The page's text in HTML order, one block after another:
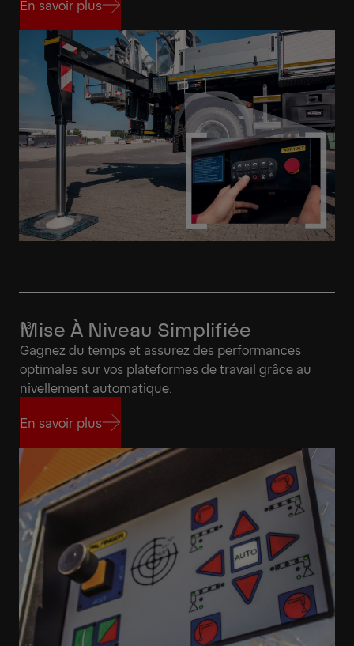
En savoir plus
En savoir plus
Mise À Niveau Simplifiée
Gagnez du temps et assurez des performances
optimales sur vos plateformes de travail grâce au
nivellement automatique.
En savoir plus
En savoir plus